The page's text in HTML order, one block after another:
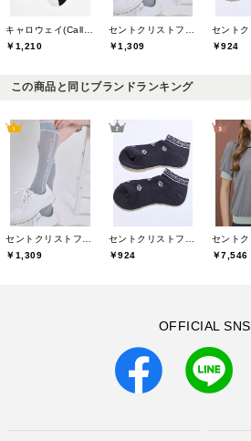
￥1,210
￥1,309
￥924
この商品と同じブランドランキング
セントクリストファーゴルフ(St.ChristopherGolf)
￥1,309
セントクリストファーゴルフ(St.ChristopherGolf)
￥924
￥7,546
OFFICIAL SNS